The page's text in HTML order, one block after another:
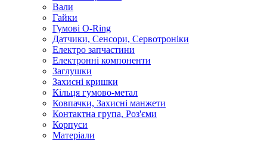
Вали
Гайки
Гумові O-Ring
Датчики, Сенсори, Сервотроніки
Електро запчастини
Електронні компоненти
Заглушки
Захисні кришки
Кільця гумово-метал
Ковпачки, Захисні манжети
Контактна група, Роз'єми
Корпуси
Матеріали